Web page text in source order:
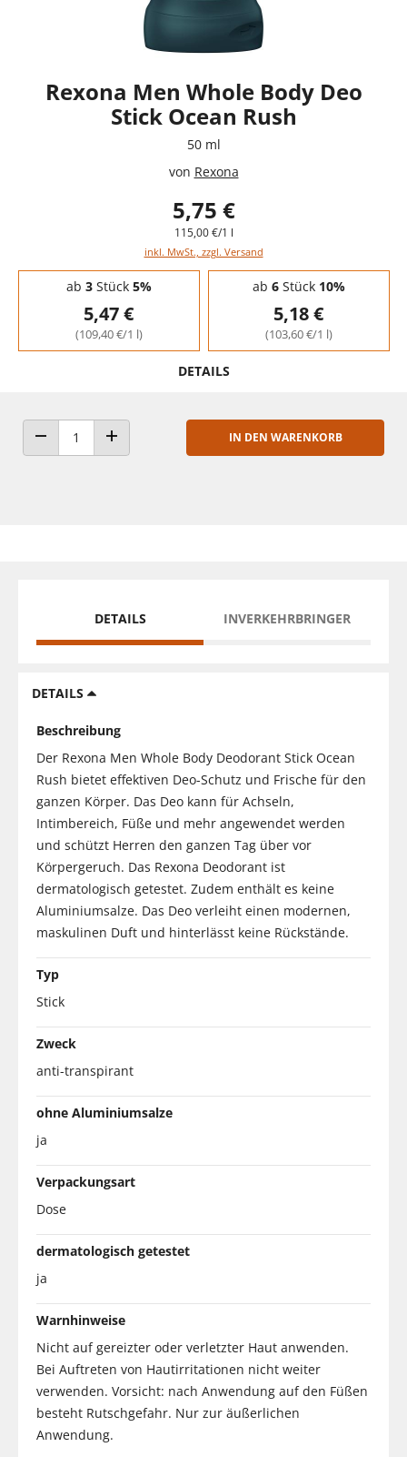
Rexona Men Whole Body Deo
Stick Ocean Rush
50 ml
von Rexona
5,75 €
115,00 €/1 l
inkl. MwSt., zzgl. Versand
Staffelpreise - Mengenrabatt
ab 3Stück 5%
5,47 €
(109,40 €/1 l)
ab 6Stück 10%
5,18 €
(103,60 €/1 l)
DETAILS
ANZAHL VERRINGERNANZAHL ERHÖHEN
IN DEN WARENKORB
DETAILS INVERKEHRBRINGER
DETAILS
Beschreibung
Der Rexona Men Whole Body Deodorant Stick Ocean
Rush bietet effektiven Deo-Schutz und Frische für den
ganzen Körper. Das Deo kann für Achseln,
Intimbereich, Füße und mehr angewendet werden
und schützt Herren den ganzen Tag über vor
Körpergeruch. Das Rexona Deodorant ist
dermatologisch getestet. Zudem enthält es keine
Aluminiumsalze. Das Deo verleiht einen modernen,
maskulinen Duft und hinterlässt keine Rückstände.
Typ
Stick
Zweck
anti-transpirant
ohne Aluminiumsalze
ja
Verpackungsart
Dose
dermatologisch getestet
ja
Warnhinweise
Nicht auf gereizter oder verletzter Haut anwenden.
Bei Auftreten von Hautirritationen nicht weiter
verwenden. Vorsicht: nach Anwendung auf den Füßen
besteht Rutschgefahr. Nur zur äußerlichen
Anwendung.